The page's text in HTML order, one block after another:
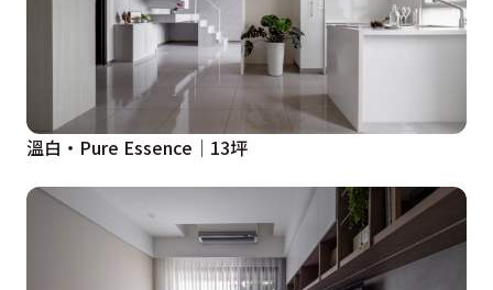
溫白・Pure Essence│13坪